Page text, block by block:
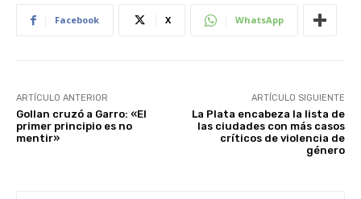
Facebook X WhatsApp
ARTÍCULO ANTERIOR
Gollan cruzó a Garro: «El
primer principio es no
mentir»
ARTÍCULO SIGUIENTE
La Plata encabeza la lista de
las ciudades con más casos
críticos de violencia de
género